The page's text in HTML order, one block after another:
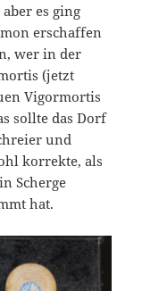
es ging
erschaffen
wer in der
(jetzt
Vigormortis
sollte das Dorf
und
korrekte, als
Scherge
hat.